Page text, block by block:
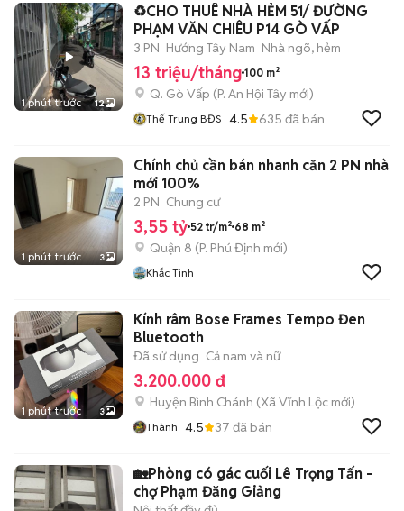
1 phút trước 12
♻️CHO THUÊ NHÀ HẺM 51/ ĐƯỜNG
PHẠM VĂN CHIÊU P14 GÒ VẤP
3 PN Hướng Tây Nam Nhà ngõ, hẻm
13 triệu/tháng 100 m²
Q. Gò Vấp (P. An Hội Tây mới)
Thế Trung BĐS 4.5 635 đã bán
1 phút trước 3
Chính chủ cần bán nhanh căn 2 PN nhà
mới 100%
2 PN Chung cư
3,55 tỷ 52 tr/m² 68 m²
Quận 8 (P. Phú Định mới)
Khắc Tình
1 phút trước 3
Kính râm Bose Frames Tempo Đen
Bluetooth
Đã sử dụng Cả nam và nữ
3.200.000 đ
Huyện Bình Chánh (Xã Vĩnh Lộc mới)
Thành 4.5 37 đã bán
🏡Phòng có gác cuối Lê Trọng Tấn -
chợ Phạm Đăng Giảng